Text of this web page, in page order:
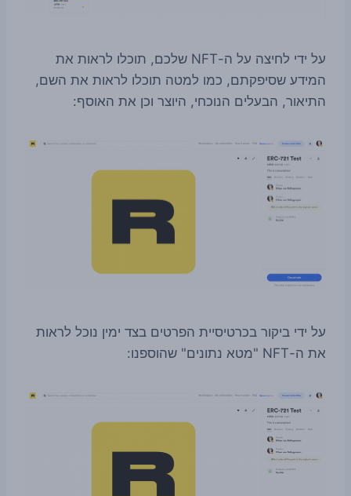
על ידי לחיצה על ה-NFT שלכם, תוכלו לראות את
המידע שסיפקתם, כמו למטה תוכלו לראות את השם,
התיאור, הבעלים הנוכחי, היוצר וכן את האוסף:
על ידי ביקור בכרטיסיית הפרטים בצד ימין נוכל לראות
את ה-NFT "מטא נתונים" שהוספנו: